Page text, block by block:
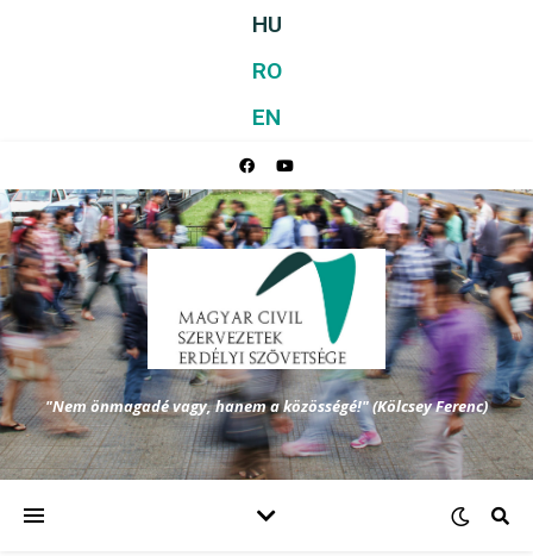
HU
RO
EN
"Nem önmagadé vagy, hanem a közösségé!" (Kölcsey Ferenc)